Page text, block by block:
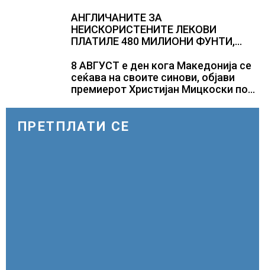
АНГЛИЧАНИТЕ ЗА
НЕИСКОРИСТЕНИТЕ ЛЕКОВИ
ПЛАТИЛЕ 480 МИЛИОНИ ФУНТИ,
само лекови што навистина им се
потребни
8 АВГУСТ е ден кога Македонија се
сеќава на своите синови, објави
премиерот Христијан Мицкоски по
прилепски бранители
ПРЕТПЛАТИ СЕ